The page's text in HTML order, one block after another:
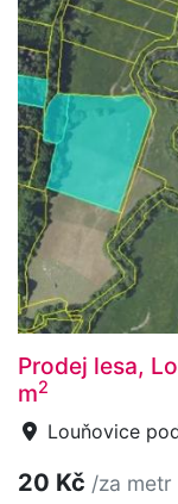
Prodej lesa,
m2
Louňovice
20 Kč /za